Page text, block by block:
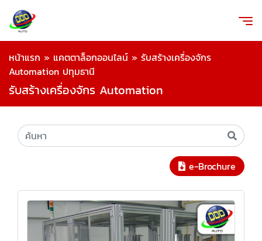
หน้าแรก » แคตตาล็อกออนไลน์ » รับสร้างเครื่องจักร
Automation ปทุมธานี
รับสร้างเครื่องจักร Automation
e-Brochure